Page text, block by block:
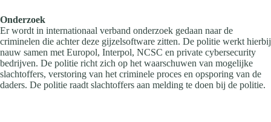
Onderzoek
Er wordt in internationaal verband onderzoek gedaan naar de
criminelen die achter deze gijzelsoftware zitten. De politie werkt hierbij
nauw samen met Europol, Interpol, NCSC en private cybersecurity
bedrijven. De politie richt zich op het waarschuwen van mogelijke
slachtoffers, verstoring van het criminele proces en opsporing van de
daders. De politie raadt slachtoffers aan melding te doen bij de politie.